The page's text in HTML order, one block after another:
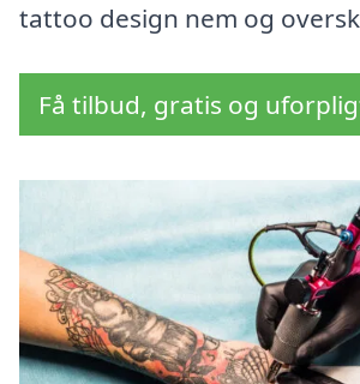
tattoo design nem og
Få tilbud, gratis og